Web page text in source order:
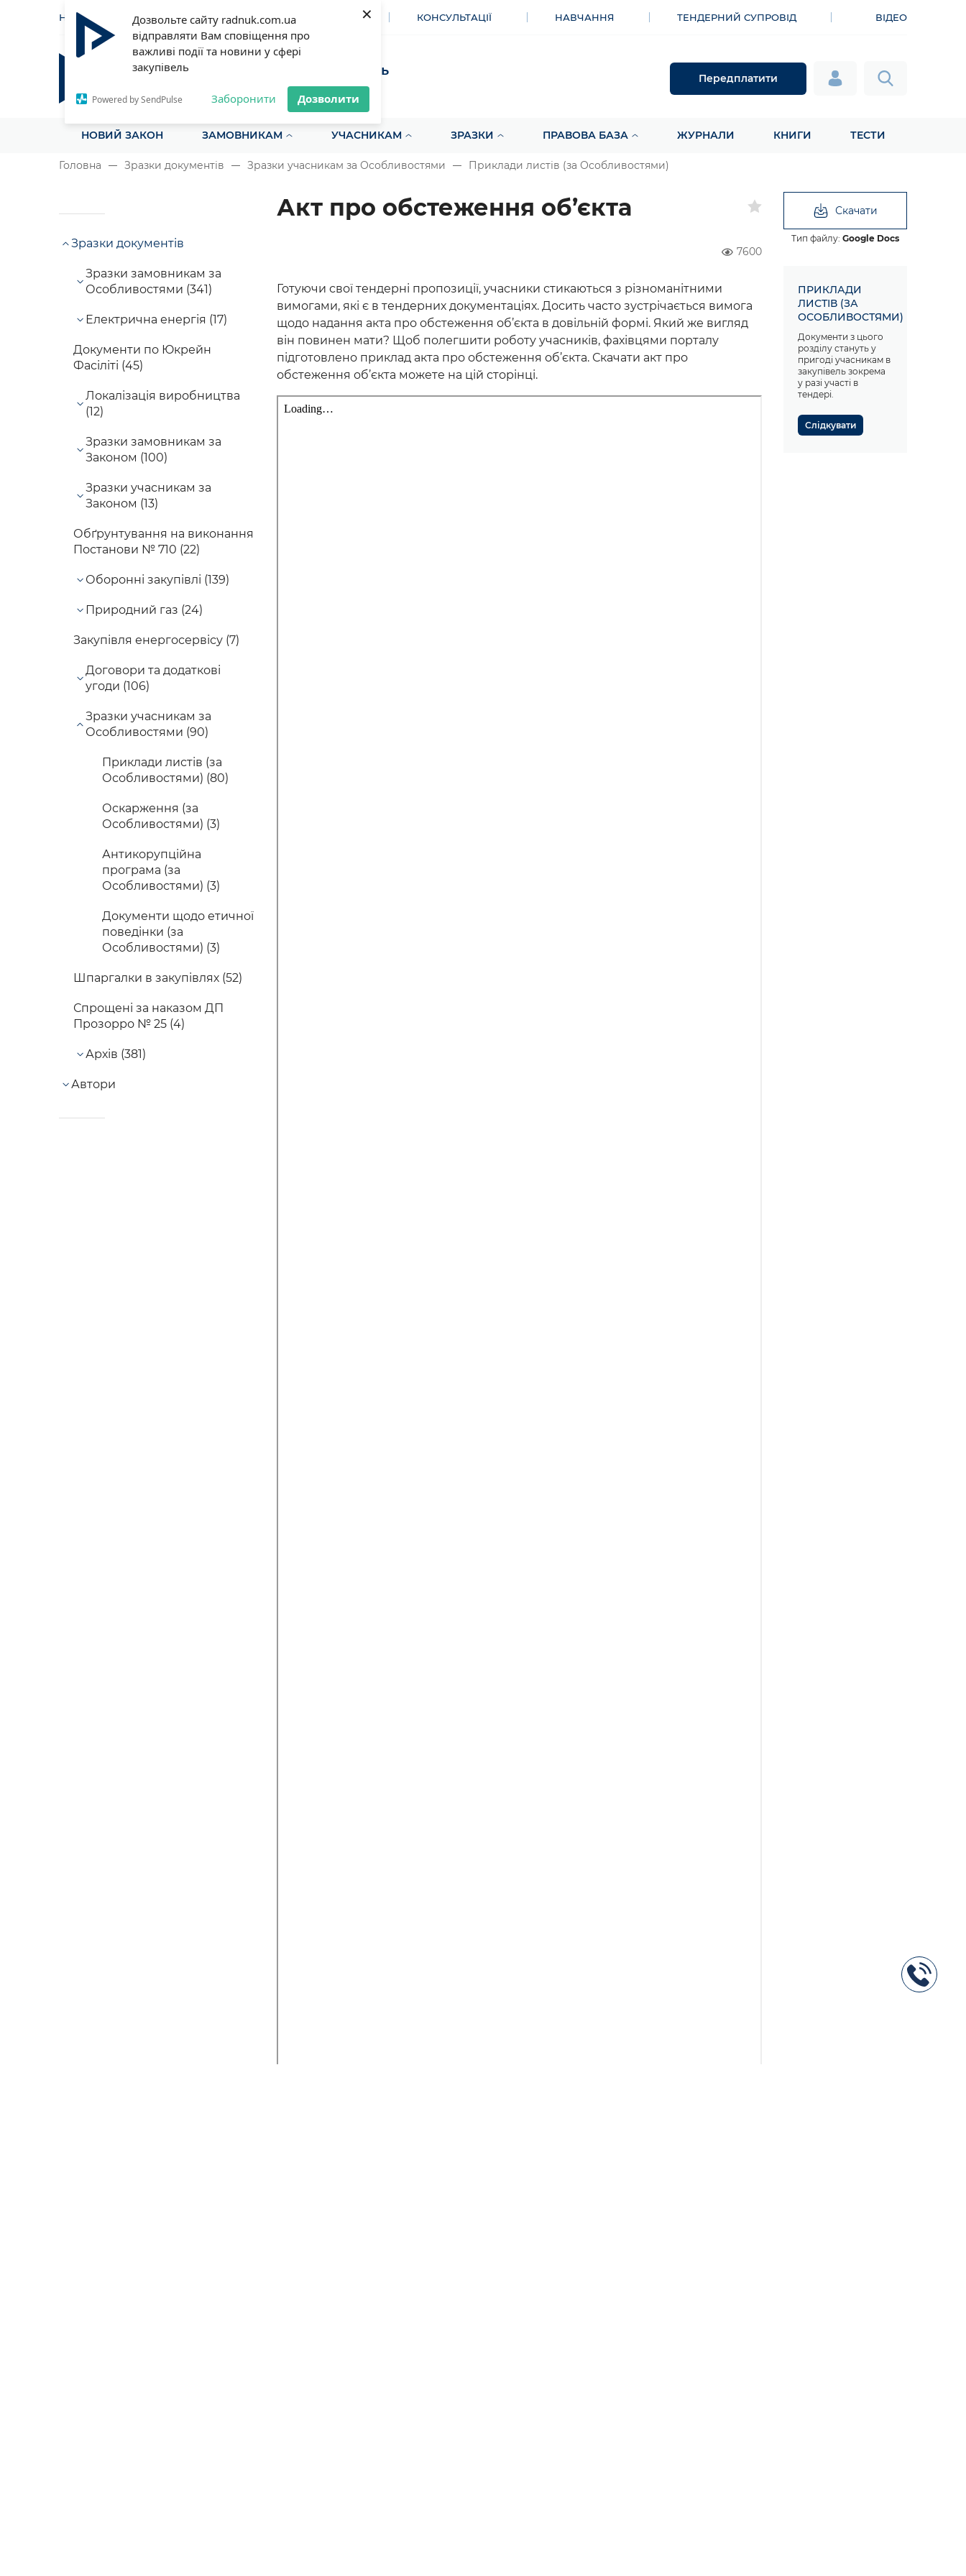
Дозвольте сайту radnuk.com.ua
відправляти Вам сповіщення про
важливі події та новини у сфері
закупівель
Powered by SendPulse Заборонити Дозволити
×
НОВИНИ СТАТТІ ІНСТРУМЕНТИ КОНСУЛЬТАЦІЇ НАВЧАННЯ ТЕНДЕРНИЙ СУПРОВІД ВІДЕО
Радник у сфері публічних закупівель
Все для закупівель на одному порталі
Передплатити
НОВИЙ ЗАКОН ЗАМОВНИКАМ УЧАСНИКАМ ЗРАЗКИ ПРАВОВА БАЗА ЖУРНАЛИ КНИГИ ТЕСТИ
Головна Зразки документів Зразки учасникам за Особливостями Приклади листів (за Особливостями)
Зразки документів
Зразки замовникам за
Особливостями (341)
Електрична енергія (17)
Документи по Юкрейн
Фасіліті (45)
Локалізація виробництва
(12)
Зразки замовникам за
Законом (100)
Зразки учасникам за
Законом (13)
Обґрунтування на виконання
Постанови № 710 (22)
Оборонні закупівлі (139)
Природний газ (24)
Закупівля енергосервісу (7)
Договори та додаткові
угоди (106)
Зразки учасникам за
Особливостями (90)
Приклади листів (за
Особливостями) (80)
Оскарження (за
Особливостями) (3)
Антикорупційна
програма (за
Особливостями) (3)
Документи щодо етичної
поведінки (за
Особливостями) (3)
Шпаргалки в закупівлях (52)
Спрощені за наказом ДП
Прозорро № 25 (4)
Архів (381)
Автори
Акт про обстеження об’єкта
7600
Готуючи свої тендерні пропозиції, учасники стикаються з різноманітними
вимогами, які є в тендерних документаціях. Досить часто зустрічається вимога
щодо надання акта про обстеження об’єкта в довільній формі. Який же вигляд
він повинен мати? Щоб полегшити роботу учасників, фахівцями порталу
підготовлено приклад акта про обстеження об’єкта. Скачати акт про
обстеження об’єкта можете на цій сторінці.
Скачати
Тип файлу:Google Docs
ПРИКЛАДИ
ЛИСТІВ (ЗА
ОСОБЛИВОСТЯМИ)
Документи з цього
розділу стануть у
пригоді учасникам в
закупівель зокрема
у разі участі в
тендері.
Слідкувати